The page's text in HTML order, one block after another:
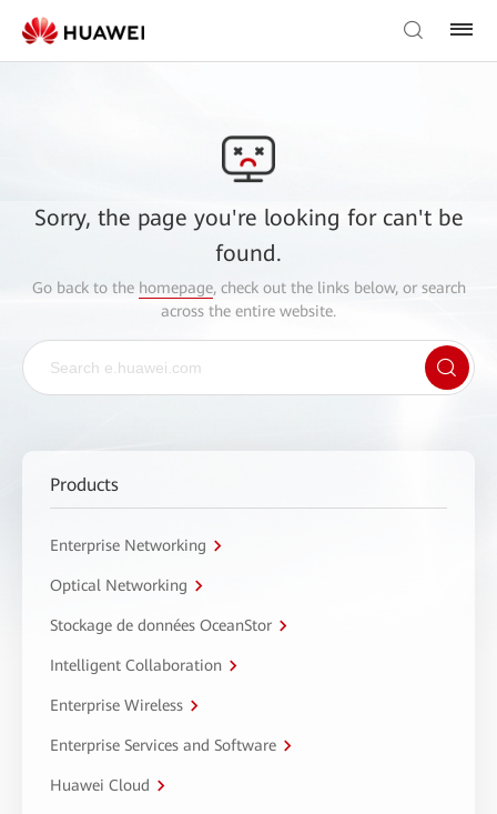
Sorry, the page you're looking for can't be
found.
Go back to the homepage, check out the links below, or search
across the entire website.
Products
Enterprise Networking
Optical Networking
Stockage de données OceanStor
Intelligent Collaboration
Enterprise Wireless
Enterprise Services and Software
Huawei Cloud